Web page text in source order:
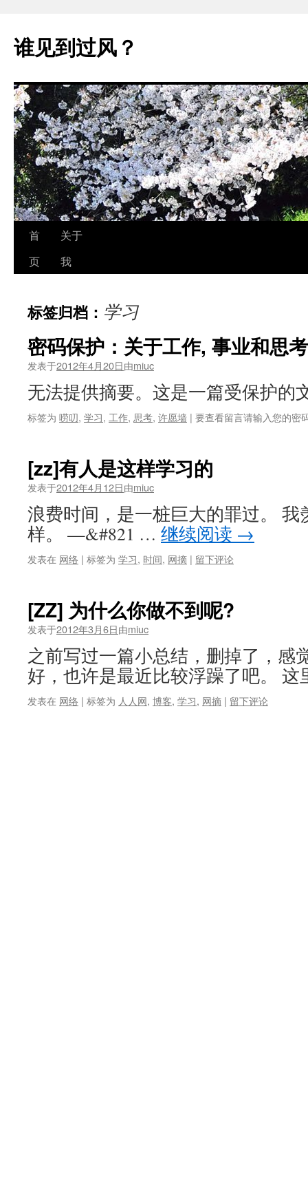
正
文
谁见到过风？
首
页
关于
我
标签归档： 学习
密码保护：关于工作, 事业和思考
发表于2012年4月20日由miuc
无法提供摘要。这是一篇受保护的
标签为 唠叨, 学习, 工作, 思考, 许愿墙 | 要查看留言请输入您的密
[zz]有人是这样学习的
发表于2012年4月12日由miuc
浪费时间，是一桩巨大的罪过。
样。 —&#821 … 继续阅读 →
发表在 网络 | 标签为 学习, 时间, 网摘 | 留下评论
[ZZ] 为什么你做不到呢?
发表于2012年3月6日由miuc
之前写过一篇小总结，删掉了，感
好，也许是最近比较浮躁了吧。
发表在 网络 | 标签为 人人网, 博客, 学习, 网摘 | 留下评论